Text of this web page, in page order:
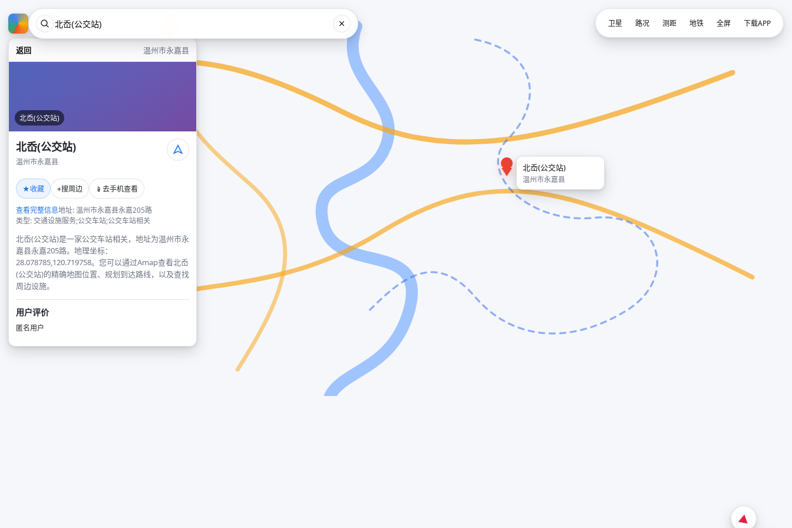
返回 温州市永嘉县
北岙(公交站)
北岙(公交站)
温州市永嘉县
★收藏 ⌖搜周边 📱 去手机查看
查看完整信息地址: 温州市永嘉县永嘉205路
类型: 交通设施服务;公交车站;公交车站相关
北岙(公交站)是一家公交车站相关，地址为温州市永
嘉县永嘉205路。地理坐标：
28.078785,120.719758。您可以通过Amap查看北岙
(公交站)的精确地图位置、规划到达路线，以及查找
周边设施。
用户评价
匿名用户
北岙(公交站)
温州市永嘉县
卫星 路况 测距 地铁 全屏 下载APP